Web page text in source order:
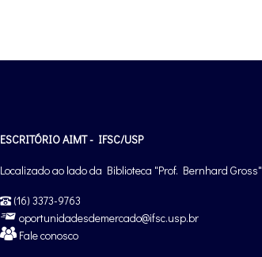
ESCRITÓRIO AIMT - IFSC/USP
Localizado ao lado da Biblioteca "Prof. Bernhard Gross"
(16) 3373-9763
oportunidadesdemercado@ifsc.usp.br
Fale conosco